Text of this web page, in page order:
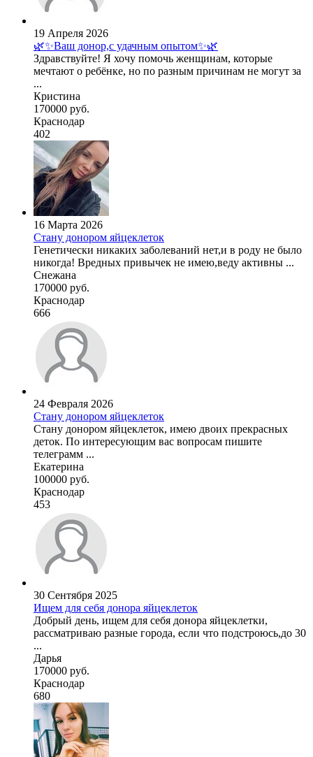
19 Апреля 2026
🌿✨Ваш донор,с удачным опытом✨🌿
Здравствуйте! Я хочу помочь женщинам, которые
мечтают о ребёнке, но по разным причинам не могут за
...
Кристина
170000 руб.
Краснодар
402
16 Марта 2026
Стану донором яйцеклеток
Генетически никаких заболеваний нет,и в роду не было
никогда! Вредных привычек не имею,веду активны ...
Снежана
170000 руб.
Краснодар
666
24 Февраля 2026
Стану донором яйцеклеток
Стану донором яйцеклеток, имею двоих прекрасных
деток. По интересующим вас вопросам пишите
телеграмм ...
Екатерина
100000 руб.
Краснодар
453
30 Сентября 2025
Ищем для себя донора яйцеклеток
Добрый день, ищем для себя донора яйцеклетки,
рассматриваю разные города, если что подстроюсь,до 30
...
Дарья
170000 руб.
Краснодар
680